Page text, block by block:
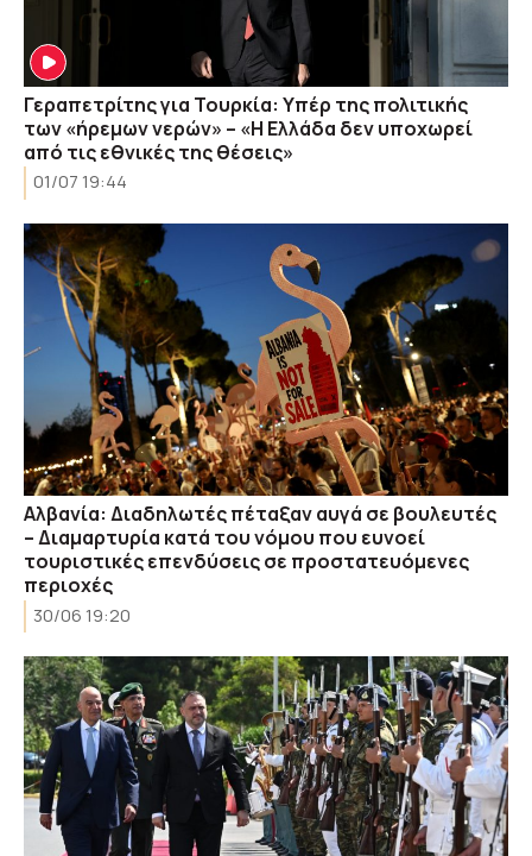
Γεραπετρίτης για Τουρκία: Υπέρ της πολιτικής
των «ήρεμων νερών» – «Η Ελλάδα δεν υποχωρεί
από τις εθνικές της θέσεις»
01/07 19:44
Αλβανία: Διαδηλωτές πέταξαν αυγά σε βουλευτές
– Διαμαρτυρία κατά του νόμου που ευνοεί
τουριστικές επενδύσεις σε προστατευόμενες
περιοχές
30/06 19:20